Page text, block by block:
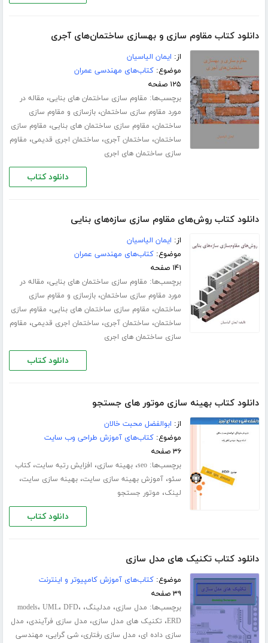
دانلود کتاب مقاوم سازی و بهسازی ساختمان‌های آجری
از: ایمان الیاسیان
موضوع:کتاب‌های مهندسی عمران
۱۲۵ صفحه
برچسب‌ها: مقاوم سازی ساختمان های بنایی، مقاله در
مورد مقاوم سازی ساختمان،بازسازی و مقاوم سازی
ساختمان، مقاوم سازی ساختمان های بنایی، مقاوم سازی
ساختمان، ساختمان آجری، ساختمان اجری قدیمی، مقاوم
سازی ساختمان های اجری
دانلود کتاب
دانلود کتاب روش‌های مقاوم سازی سازه‌های بنایی
از: ایمان الیاسیان
موضوع:کتاب‌های مهندسی عمران
۱۴۱ صفحه
برچسب‌ها: مقاوم سازی ساختمان های بنایی، مقاله در
مورد مقاوم سازی ساختمان،بازسازی و مقاوم سازی
ساختمان، مقاوم سازی ساختمان های بنایی، مقاوم سازی
ساختمان، ساختمان آجری، ساختمان اجری قدیمی، مقاوم
سازی ساختمان های اجری
دانلود کتاب
دانلود کتاب بهینه سازی موتور های جستجو
از: ابوالفضل محبت خالان
موضوع:کتاب‌های آموزش طراحی وب سایت
۳۶ صفحه
برچسب‌ها:seo،بهینه سازی، افزایش رتبه سایت،کتاب
سئو،آموزش بهینه سازی سایت،بهینه سازی سایت،
لینک، موتور جستجو
دانلود کتاب
دانلود کتاب تکنیک های مدل سازی
موضوع:کتاب‌های آموزش کامپیوتر و اینترنت
۳۹ صفحه
برچسب‌ها: مدل سازی، مدلینگ، models، UML، DFD،
ERD، تکنیک های مدل سازی، مدل سازی فرآیندی، مدل
سازی داده ای، مدل سازی رفتاری،شی گرایی، مهندسی